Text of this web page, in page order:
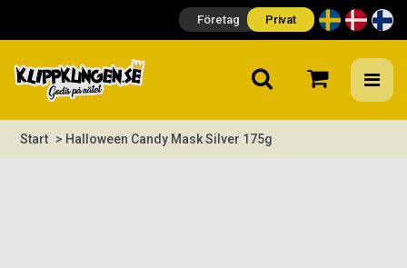
Företag Privat
Start > Halloween Candy Mask Silver 175g